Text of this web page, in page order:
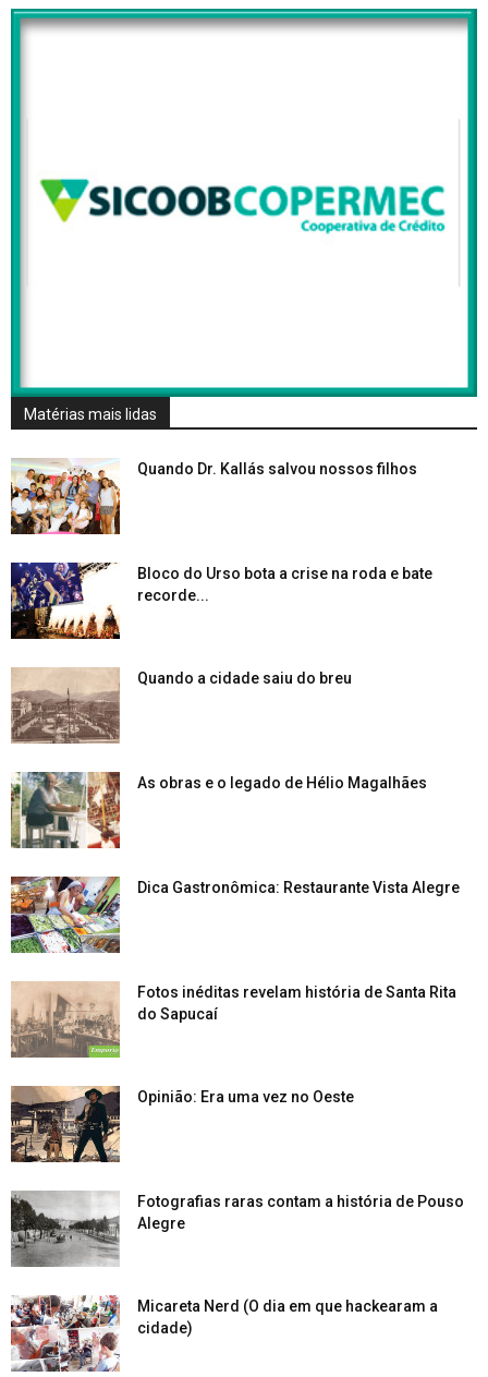
Matérias mais lidas
Quando Dr. Kallás salvou nossos filhos
Bloco do Urso bota a crise na roda e bate
recorde...
Quando a cidade saiu do breu
As obras e o legado de Hélio Magalhães
Dica Gastronômica: Restaurante Vista Alegre
Fotos inéditas revelam história de Santa Rita
do Sapucaí
Opinião: Era uma vez no Oeste
Fotografias raras contam a história de Pouso
Alegre
Micareta Nerd (O dia em que hackearam a
cidade)